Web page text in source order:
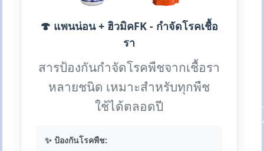
🍄 แพนน่อน + ฮิวมิคFK - กำจัดโรคเชื้อ
รา
สารป้องกันกำจัดโรคพืชจากเชื้อรา
หลายชนิด เหมาะสำหรับทุกพืช
ใช้ได้ตลอดปี
✨ ป้องกันโรคพืช: